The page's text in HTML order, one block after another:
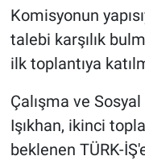
Komisyonun
talebi karşılık
ilk toplantıya
Çalışma ve
Işıkhan, ikinci
beklenen TÜRK-